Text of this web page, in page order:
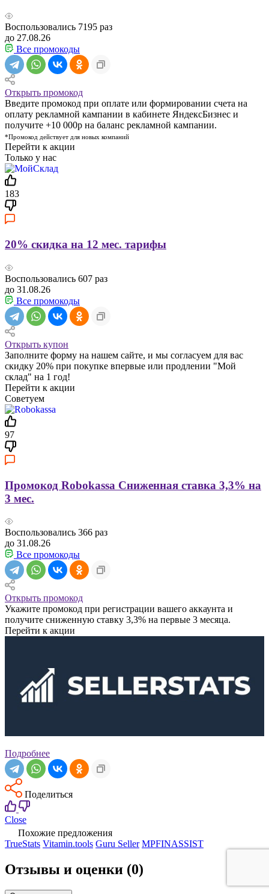
Воспользовались 7195 раз
до 27.08.26
Все промокоды
Открыть промокод
Введите промокод при оплате или формировании счета на
оплату рекламной кампании в кабинете ЯндексБизнес и
получите +10 000р на баланс рекламной кампании.
*Промокод действует для новых компаний
Перейти к акции
Только у нас
183
20% скидка на 12 мес. тарифы
Воспользовались 607 раз
до 31.08.26
Все промокоды
Открыть купон
Заполните форму на нашем сайте, и мы согласуем для вас
скидку 20% при покупке впервые или продлении "Мой
склад" на 1 год!
Перейти к акции
Советуем
97
Промокод Robokassa Сниженная ставка 3,3% на
3 мес.
Воспользовались 366 раз
до 31.08.26
Все промокоды
Открыть промокод
Укажите промокод при регистрации вашего аккаунта и
получите сниженную ставку 3,3% на первые 3 месяца.
Перейти к акции
Подробнее
Поделиться
Close
Похожие предложения
TrueStats Vitamin.tools Guru Seller MPFINASSIST
Отзывы и оценки (0)